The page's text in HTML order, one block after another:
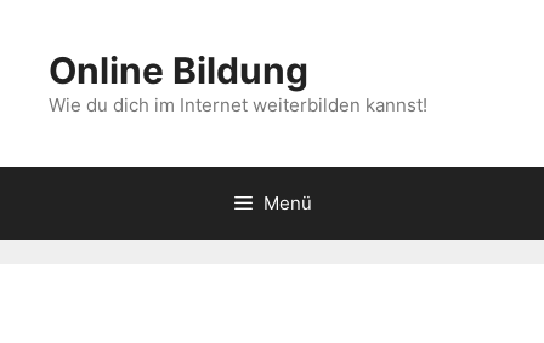
springenOnline Bildung
Wie du dich im Internet weiterbilden kannst!
Menü